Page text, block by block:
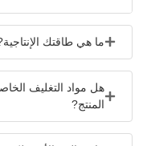
ما هي طاقتك الإنتاجية?
هل مواد التغليف الخاصة
المنتج?